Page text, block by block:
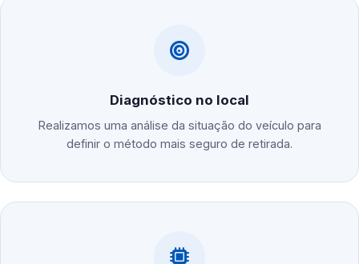
Diagnóstico no local
Realizamos uma análise da situação do veículo para
definir o método mais seguro de retirada.